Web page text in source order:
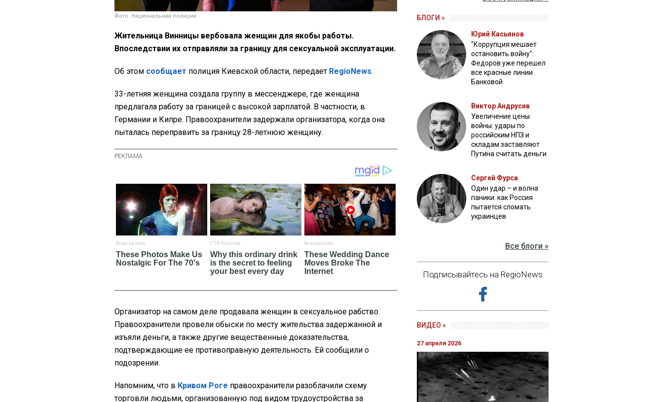
Фото: Национальная полиция
Жительница Винницы вербовала женщин для якобы работы.
Впоследствии их отправляли за границу для сексуальной эксплуатации.
Об этом сообщает полиция Киевской области, передает RegioNews.
33-летняя женщина создала группу в мессенджере, где женщина
предлагала работу за границей с высокой зарплатой. В частности, в
Германии и Кипре. Правоохранители задержали организатора, когда она
пыталась переправить за границу 28-летнюю женщину.
Организатор на самом деле продавала женщин в сексуальное рабство.
Правоохранители провели обыски по месту жительства задержанной и
изъяли деньги, а также другие вещественные доказательства,
подтверждающие ее противоправную деятельность. Ей сообщили о
подозрении.
Напомним, что в Кривом Роге правоохранители разоблачили схему
торговли людьми, организованную под видом трудоустройства за
БЛОГИ »
Юрий Касьянов
"Коррупция мешает
остановить войну":
Федоров уже перешел
все красные линии
Банковой
Виктор Андрусив
Увеличение цены
войны: удары по
российским НПЗ и
складам заставляют
Путина считать деньги
Сергей Фурса
Один удар – и волна
паники: как Россия
пытается сломать
украинцев
Все блоги »
Подписывайтесь на RegioNews
ВИДЕО »
27 апреля 2026